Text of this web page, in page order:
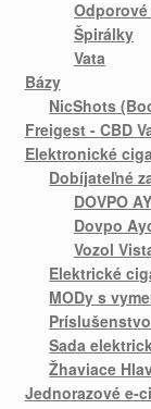
Špirálky
Vata
Bázy
NicShots
Freigest - CBD
Elektronické
Dobíjateľné
DOVPO
Dovpo
Vozol
Elektrické
MODy s
Sada
Žhaviace
Jednorazové e-